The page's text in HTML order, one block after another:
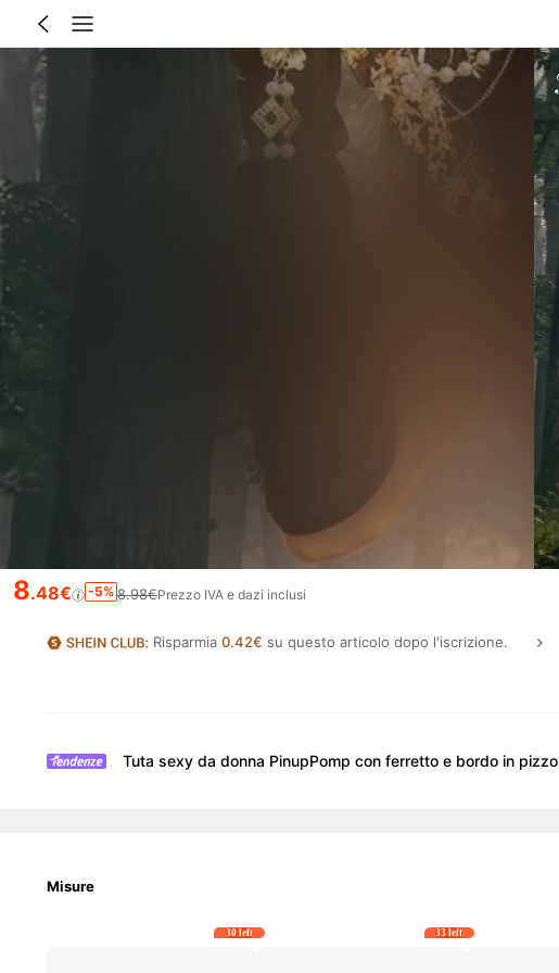
8.48€ -5% 8.98€Prezzo IVA e dazi inclusi
Risparmia 0.42€ su questo articolo dopo l'iscrizione.
Tuta sexy da donna PinupPomp con ferretto e bordo in pizzo
Misure
30 left 33 left